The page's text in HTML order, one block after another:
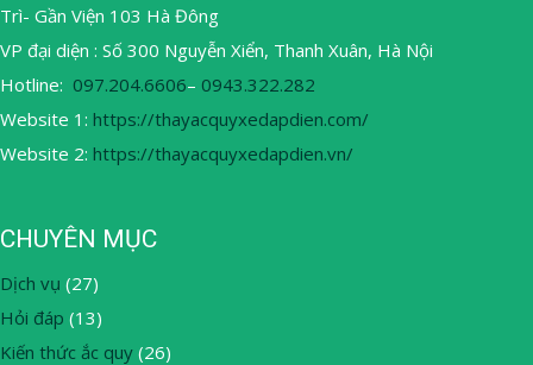
Trì- Gần Viện 103 Hà Đông
VP đại diện : Số 300 Nguyễn Xiển, Thanh Xuân, Hà Nội
Hotline: 097.204.6606– 0943.322.282
Website 1: https://thayacquyxedapdien.com/
Website 2: https://thayacquyxedapdien.vn/
CHUYÊN MỤC
Dịch vụ (27)
Hỏi đáp (13)
Kiến thức ắc quy (26)